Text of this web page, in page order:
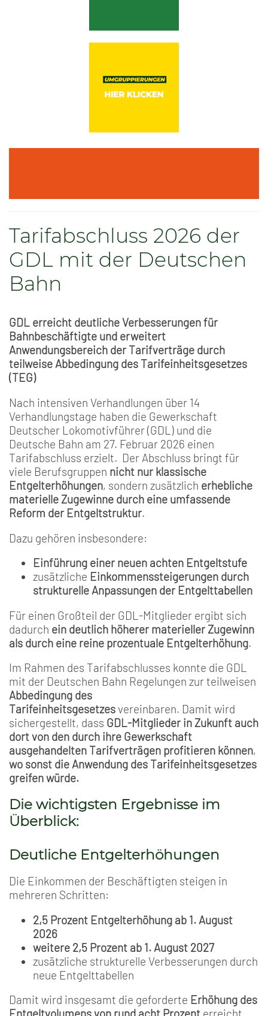
Tarifabschluss 2026 der
GDL mit der Deutschen
Bahn
GDL erreicht deutliche Verbesserungen für
Bahnbeschäftigte und erweitert
Anwendungsbereich der Tarifverträge durch
teilweise Abbedingung des Tarifeinheitsgesetzes
(TEG)
Nach intensiven Verhandlungen über 14
Verhandlungstage haben die Gewerkschaft
Deutscher Lokomotivführer (GDL) und die
Deutsche Bahn am 27. Februar 2026 einen
Tarifabschluss erzielt. Der Abschluss bringt für
viele Berufsgruppen nicht nur klassische
Entgelterhöhungen, sondern zusätzlich erhebliche
materielle Zugewinne durch eine umfassende
Reform der Entgeltstruktur.
Dazu gehören insbesondere:
Einführung einer neuen achten Entgeltstufe
zusätzliche Einkommenssteigerungen durch
strukturelle Anpassungen der Entgelttabellen
Für einen Großteil der GDL-Mitglieder ergibt sich
dadurch ein deutlich höherer materieller Zugewinn
als durch eine reine prozentuale Entgelterhöhung.
Im Rahmen des Tarifabschlusses konnte die GDL
mit der Deutschen Bahn Regelungen zur teilweisen
Abbedingung des
Tarifeinheitsgesetzesvereinbaren. Damit wird
sichergestellt, dass GDL-Mitglieder in Zukunft auch
dort von den durch ihre Gewerkschaft
ausgehandelten Tarifverträgen profitieren können,
wo sonst die Anwendung des Tarifeinheitsgesetzes
greifen würde.
Die wichtigsten Ergebnisse im
Überblick:
Deutliche Entgelterhöhungen
Die Einkommen der Beschäftigten steigen in
mehreren Schritten:
2,5 Prozent Entgelterhöhung ab 1. August
2026
weitere 2,5 Prozent ab 1. August 2027
zusätzliche strukturelle Verbesserungen durch
neue Entgelttabellen
Damit wird insgesamt die geforderte Erhöhung des